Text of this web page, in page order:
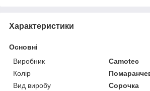
Характеристики
Основні
Виробник
Camotec
Колір
Вид виробу
Сорочка